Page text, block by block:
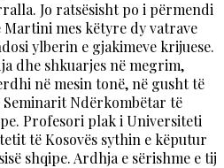
Jo ratsësisht po i përmendi
Martini mes këtyre dy vatrave
ylberin e gjakimeve krijuese.
dhe shkuarjes në megrim,
në mesin tonë, në gusht të
Seminarit Ndërkombëtar të
Profesori plak i Universiteti
të Kosovës sythin e këputur
shqipe. Ardhja e sërishme e tij